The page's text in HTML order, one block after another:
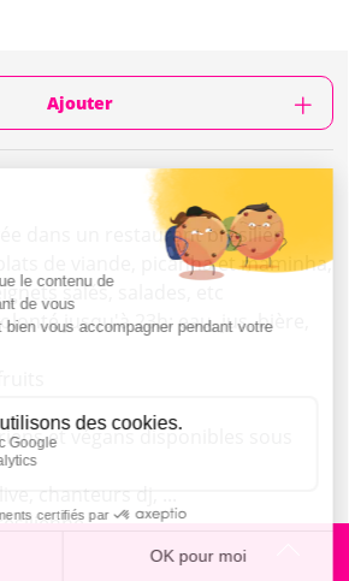
Ajouter
dans un restaurant brésilien
de viande, picanha et maminha,
salés, salades, etc
jusqu'à 23h: eau, jus, bière,
et végans disponibles sous
chanteurs dj, ...
21h, 21h30, 22h